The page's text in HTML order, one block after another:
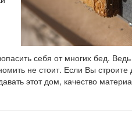
себя от многих бед. Ведь
не стоит. Если Вы строите
этот дом, качество